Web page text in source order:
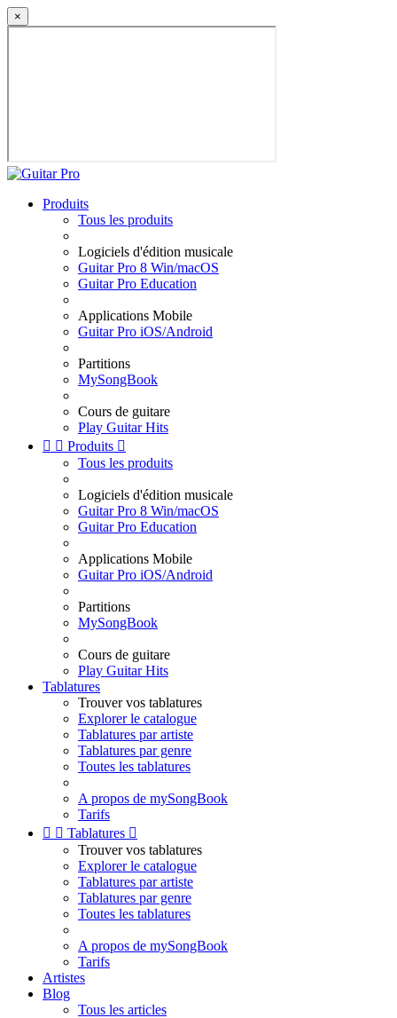
×
Produits
Tous les produits
Logiciels d'édition musicale
Guitar Pro 8 Win/macOS
Guitar Pro Education
Applications Mobile
Guitar Pro iOS/Android
Partitions
MySongBook
Cours de guitare
Play Guitar Hits
  Produits 
Tous les produits
Logiciels d'édition musicale
Guitar Pro 8 Win/macOS
Guitar Pro Education
Applications Mobile
Guitar Pro iOS/Android
Partitions
MySongBook
Cours de guitare
Play Guitar Hits
Tablatures
Trouver vos tablatures
Explorer le catalogue
Tablatures par artiste
Tablatures par genre
Toutes les tablatures
A propos de mySongBook
Tarifs
  Tablatures 
Trouver vos tablatures
Explorer le catalogue
Tablatures par artiste
Tablatures par genre
Toutes les tablatures
A propos de mySongBook
Tarifs
Artistes
Blog
Tous les articles